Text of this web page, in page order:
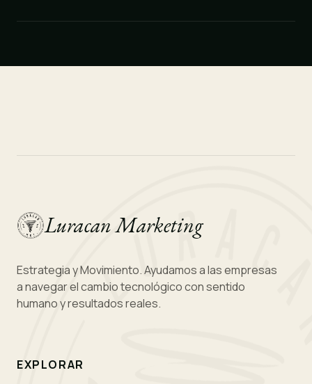
Luracan Marketing
Estrategia y Movimiento. Ayudamos a las empresas
a navegar el cambio tecnológico con sentido
humano y resultados reales.
EXPLORAR